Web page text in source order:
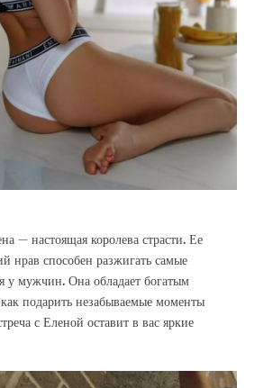
— настоящая королева страсти. Ее
нрав способен разжигать самые
у мужчин. Она обладает богатым
подарить незабываемые моменты
с Еленой оставит в вас яркие